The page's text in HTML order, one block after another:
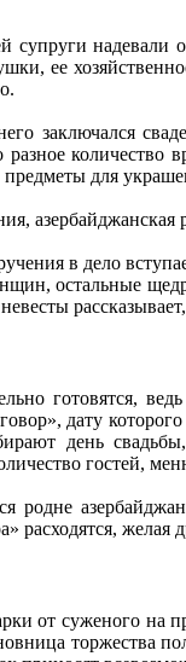
супруги надевали
ее
заключался
количество
для
в дело
остальные
готовятся,
дату
день
гостей,
родне
расходятся, желая
от суженого на
торжества